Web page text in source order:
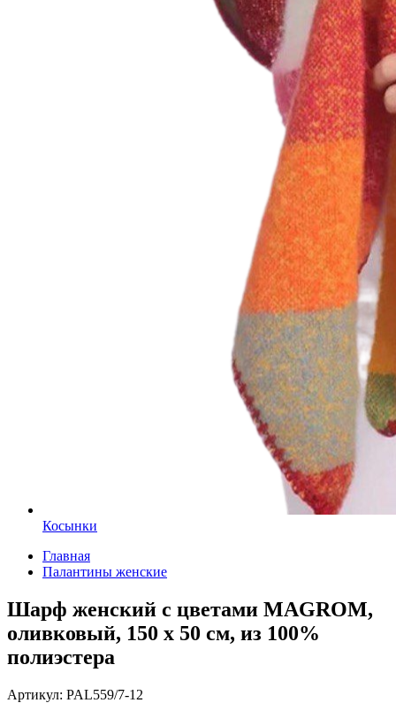
Косынки
Главная
Палантины женские
Шарф женский с цветами MAGROM,
оливковый, 150 х 50 см, из 100%
полиэстера
Артикул: PAL559/7-12